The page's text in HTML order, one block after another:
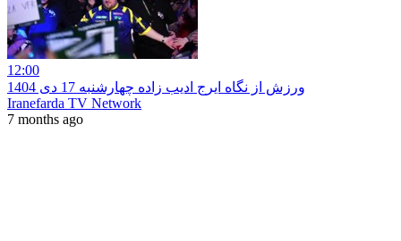
12:00
ورزش از نگاه ایرج ادیب زاده چهارشنبه 17 دی 1404
Iranefarda TV Network
7 months ago